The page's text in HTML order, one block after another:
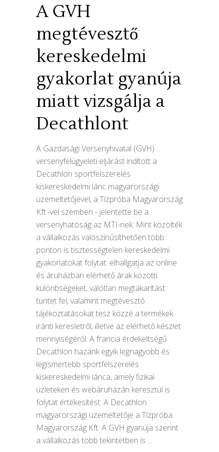
A GVH
megtévesztő
kereskedelmi
gyakorlat gyanúja
miatt vizsgálja a
Decathlont
A Gazdasági Versenyhivatal (GVH)
versenyfelügyeleti eljárást indított a
Decathlon sportfelszerelés
kiskereskedelmi lánc magyarországi
üzemeltetőjével, a Tízpróba Magyarország
Kft.-vel szemben - jelentette be a
versenyhatóság az MTI-nek. Mint közölték
a vállalkozás valószínűsíthetően több
ponton is tisztességtelen kereskedelmi
gyakorlatokat folytat: elhallgatja az online
és áruházban elérhető árak közötti
különbségeket, valótlan megtakarítást
tüntet fel, valamint megtévesztő
tájékoztatásokat tesz közzé a termékek
iránti keresletről, illetve az elérhető készlet
mennyiségéről. A francia érdekeltségű
Decathlon hazánk egyik legnagyobb és
legismertebb sportfelszerelés
kiskereskedelmi lánca, amely fizikai
üzleteken és webáruházán keresztül is
folytat értékesítést. A Decathlon
magyarországi üzemeltetője a Tízpróba
Magyarország Kft. A GVH gyanúja szerint
a vállalkozás több tekintetben is